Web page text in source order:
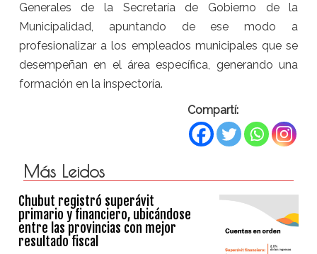
Generales de la Secretaría de Gobierno de la
Municipalidad, apuntando de ese modo a
profesionalizar a los empleados municipales que se
desempeñan en el área específica, generando una
formación en la inspectoría.
Compartí:
Más Leidos
Chubut registró superávit
primario y financiero, ubicándose
entre las provincias con mejor
resultado fiscal